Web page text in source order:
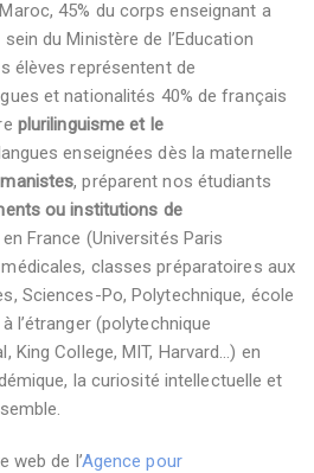
45% du corps enseignant a
du Ministère de l’Education
élèves représentent de
et nationalités 40% de français
plurilinguisme et le
enseignées dès la maternelle
, préparent nos étudiants
ou institutions de
France (Universités Paris
classes préparatoires aux
Sciences-Po, Polytechnique, école
l’étranger (polytechnique
King College, MIT, Harvard…) en
la curiosité intellectuelle et
web de l’Agence pour